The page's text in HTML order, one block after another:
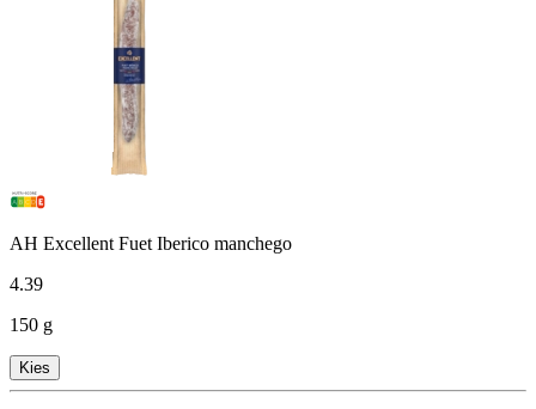
AH Excellent Fuet Iberico manchego
4.39
150 g
Kies